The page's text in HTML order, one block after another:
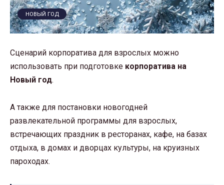
НОВЫЙ ГОД
Сценарий корпоратива для взрослых можно
использовать при подготовке корпоратива на
Новый год.
А также для постановки новогодней
развлекательной программы для взрослых,
встречающих праздник в ресторанах, кафе, на базах
отдыха, в домах и дворцах культуры, на круизных
пароходах.